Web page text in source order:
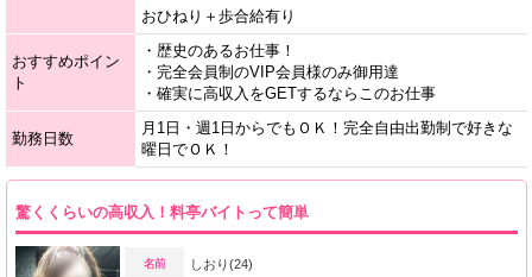
おひねり＋歩合給有り
おすすめポイン
ト
・歴史のあるお仕事！
・完全会員制のVIP会員様のみ御用達
・確実に高収入をGETするならこのお仕事
勤務日数
月1日・週1日からでもＯＫ！完全自由出勤制で好きな
曜日でＯＫ！
驚くくらいの高収入！料亭バイトって簡単
名前 しおり(24)